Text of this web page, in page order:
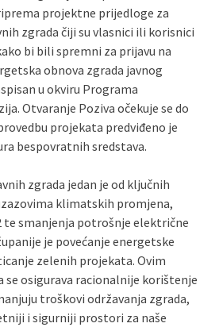
projektne prijedloge za
zgrada čiji su vlasnici ili korisnici
bi bili spremni za prijavu na
obnova zgrada javnog
u okviru Programa
Otvaranje Poziva očekuje se do
projekata predviđeno je
bespovratnih sredstava.
zgrada jedan je od ključnih
klimatskih promjena,
te smanjenja potrošnje električne
je povećanje energetske
zelenih projekata. Ovim
se osigurava racionalnije korištenje
troškovi održavanja zgrada,
i sigurniji prostori za naše